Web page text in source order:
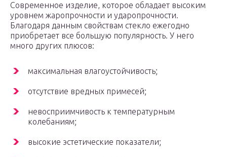
Современное изделие, которое обладает высоким
уровнем жаропрочности и ударопрочности.
Благодаря данным свойствам стекло ежегодно
приобретает все большую популярность. У него
много других плюсов:
максимальная влагоустойчивость;
отсутствие вредных примесей;
невосприимчивость к температурным
колебаниям;
высокие эстетические показатели;